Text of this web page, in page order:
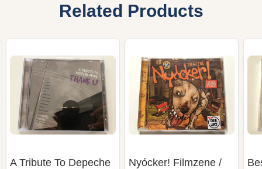
Related Products
A Tribute To Depeche
Nyócker! Filmzene /